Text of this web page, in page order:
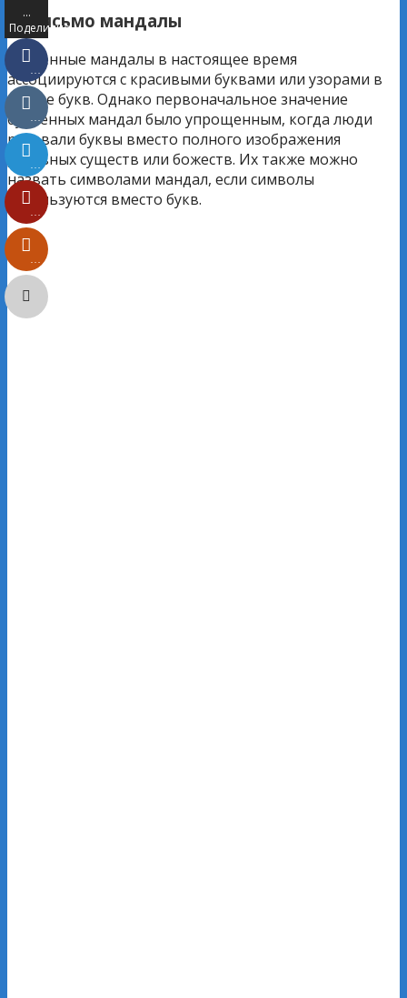
5. Письмо мандалы
Буквенные мандалы в настоящее время
ассоциируются с красивыми буквами или узорами в
форме букв. Однако первоначальное значение
буквенных мандал было упрощенным, когда люди
рисовали буквы вместо полного изображения
духовных существ или божеств. Их также можно
назвать символами мандал, если символы
используются вместо букв.
…
Поделились
…
…
…
…
…